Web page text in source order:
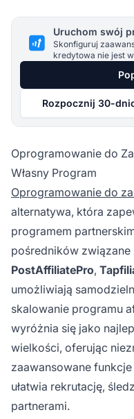
Uruchom swój
Skonfiguruj
kredytowa nie jest
Rozpocznij 30-
Oprogramowanie do
Własny Program
Oprogramowanie do
alternatywa, która
programem
pośredników
PostAffiliatePro,
umożliwiają
skalowanie programu
wyróżnia się jako
wielkości, oferując
zaawansowane
ułatwia rekrutację,
partnerami.